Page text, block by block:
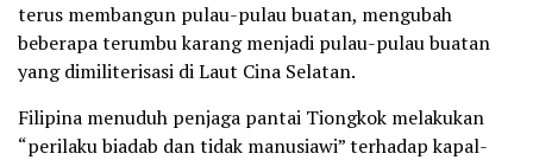
terus membangun pulau-pulau buatan, mengubah
beberapa terumbu karang menjadi pulau-pulau buatan
yang dimiliterisasi di Laut Cina Selatan.
Filipina menuduh penjaga pantai Tiongkok melakukan
“perilaku biadab dan tidak manusiawi” terhadap kapal-